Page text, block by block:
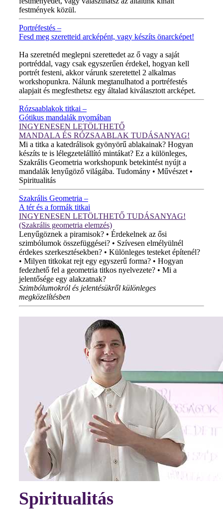
festmények közül.
Portréfestés –
Fesd meg szeretteid arcképént, vagy készíts önarcképet!
Ha szeretnéd meglepni szerettedet az ő vagy a saját
portréddal, vagy csak egyszerűen érdekel, hogyan kell
portrét festeni, akkor várunk szeretettel 2 alkalmas
workshopunkra. Nálunk megtanulhatod a portréfestés
alapjait és megfesthetsz egy általad kiválasztott arcképet.
Rózsaablakok titkai –
Gótikus mandalák nyomában
INGYENESEN LETÖLTHETŐ
MANDALA ÉS RÓZSAABLAK TUDÁSANYAG!
Mi a titka a katedrálisok gyönyörű ablakainak? Hogyan
készíts te is lélegzetelállító mintákat? Ez a különleges,
Szakrális Geometria workshopunk betekintést nyújt a
mandalák lenyűgöző világába. Tudomány • Művészet •
Spiritualitás
Szakrális Geometria –
A tér és a formák titkai
INGYENESEN LETÖLTHETŐ TUDÁSANYAG!
(Szakrális geometria elemzés)
Lenyűgöznek a piramisok? • Érdekelnek az ősi
szimbólumok összefüggései? • Szívesen elmélyülnél
érdekes szerkesztésekben? • Különleges testeket építenél?
• Milyen titkokat rejt egy egyszerű forma? • Hogyan
fedezhető fel a geometria titkos nyelvezete? • Mi a
jelentősége egy alakzatnak?
Szimbólumokról és jelentésükről különleges
megközelítésben
Spiritualitás